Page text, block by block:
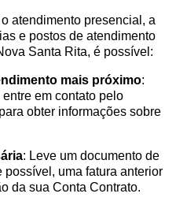
atendimento presencial, a
e postos de atendimento
Santa Rita, é possível:
mais próximo:
em contato pelo
obter informações sobre
: Leve um documento de
possível, uma fatura anterior
da sua Conta Contrato.